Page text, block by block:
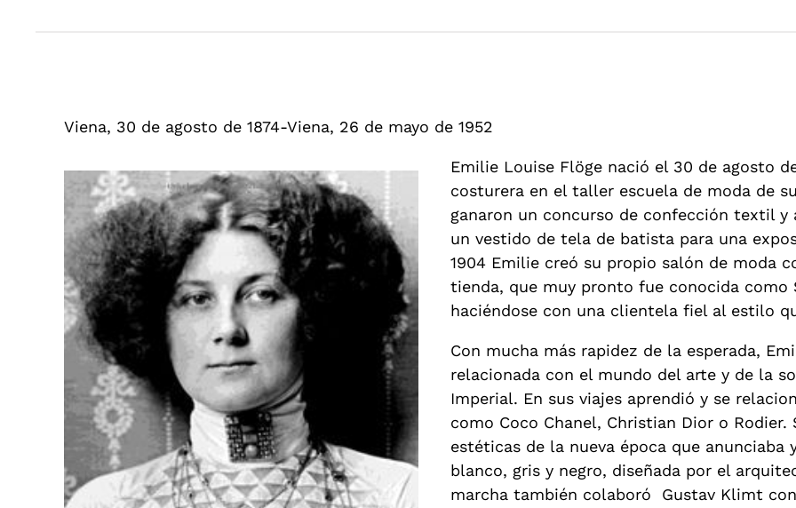
Viena, 30 de agosto de 1874-Viena, 26 de mayo de 1952
Emilie Louise Flöge nació el 30 de agosto
costurera en el taller escuela de moda de
ganaron un concurso de confección textil
un vestido de tela de batista para una
1904 Emilie creó su propio salón de moda
tienda, que muy pronto fue conocida
haciéndose con una clientela fiel al estilo
Con mucha más rapidez de la esperada,
relacionada con el mundo del arte y de la
Imperial. En sus viajes aprendió y se
como Coco Chanel, Christian Dior o
estéticas de la nueva época que
blanco, gris y negro, diseñada por el
marcha también colaboró Gustav Klimt